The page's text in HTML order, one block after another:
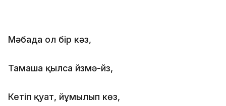
Мәбада ол бір кәз,
Тамаша қылса йүзмә-йүз,
Кетіп қуат, йұмылып көз,